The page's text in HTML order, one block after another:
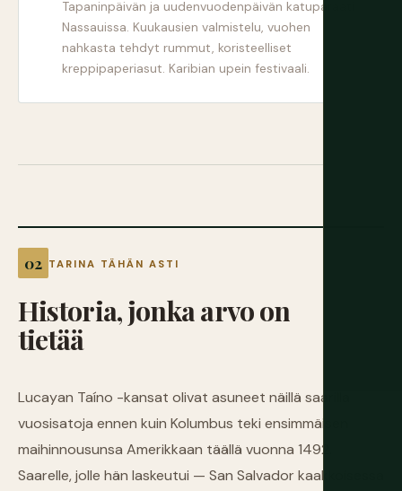
Tapaninpäivän ja uudenvuodenpäivän katuparaati
Nassauissa. Kuukausien valmistelu, vuohen
nahkasta tehdyt rummut, koristeelliset
kreppipaperiasut. Karibian upein festivaali.
TARINA TÄHÄN ASTI
Historia,jonkaarvoon
tietää
Lucayan Taíno -kansat olivat asuneet näillä saarilla
vuosisatoja ennen kuin Kolumbus teki ensimmäisen
maihinnousunsa Amerikkaan täällä vuonna 1492.
Saarelle, jolle hän laskeutui — San Salvador kaakkoisessa